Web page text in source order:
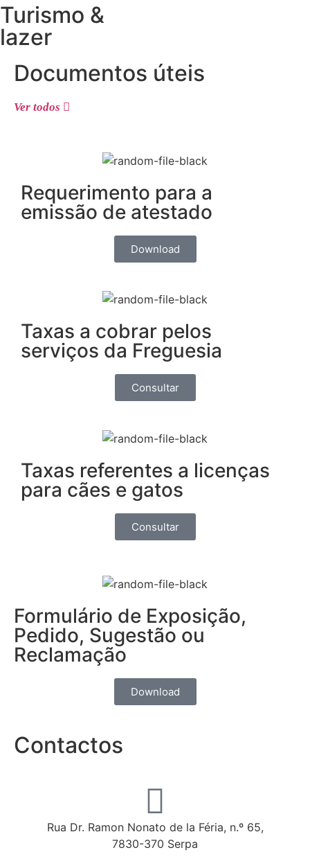
Turismo &
lazer
Documentos úteis
Ver todos
Requerimento para a
emissão de atestado
Download
Taxas a cobrar pelos
serviços da Freguesia
Consultar
Taxas referentes a licenças
para cães e gatos
Consultar
Formulário de Exposição,
Pedido, Sugestão ou
Reclamação
Download
Contactos
Rua Dr. Ramon Nonato de la Féria, n.º 65,
7830-370 Serpa